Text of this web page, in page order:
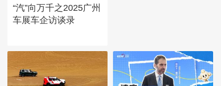
“汽”向万千之2025广州
车展车企访谈录